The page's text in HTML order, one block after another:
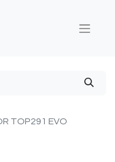
TOP291 EVO